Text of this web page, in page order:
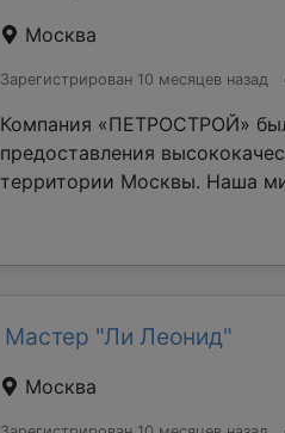
Москва
Зарегистрирован 10 месяцев назад
Компания «ПЕТРОСТРОЙ»
предоставления
территории Москвы. Наша
Мастер "Ли Леонид"
Москва